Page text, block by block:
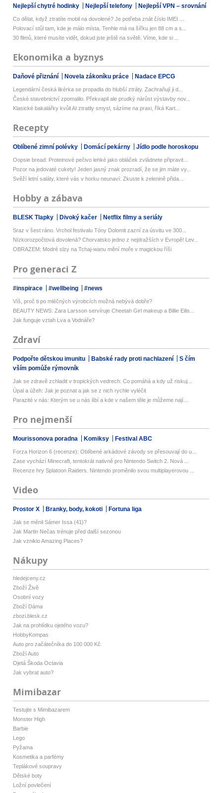
Nejlepší chytré hodinky Nejlepší telefony Nejlepší VPN – srovnání
Co dělat, když ztratíte mobil na dovolené? Je potřeba znát číslo IMEI ...
Polovací stůl tam, kde je málo místa. Tenhle má na šířku jen 88 cm a s...
30 filmů, které musíte vidět, dokud jste ještě na světě. Víme, kde si ...
Ekonomika a byznys
Daňové přiznání Novela zákoníku práce Nadace EPCG
Legendární česká likérka se propadla do hlubší ztráty. Zachraňují ji d...
České stavebnictví zpomalilo. Překvapil ale prudký nárůst výstavby nov...
Klasické bakalářky kvůli AI ztratily smysl, sázíme na praxi, říká Kart...
Recepty
Oblíbené zimní polévky Domácí pekárny Jídlo podle horoskopu
Oopsie bread: Proteinové pečivo lehké jako obláček zvládnete připravit...
Pozor na jedovaté cukety! Jeden jasný znak prozradí, že se jim máte vy...
Svěží letní saláty, které vás v horku neunaví: Zkuste k zelenině přida...
Hobby a zábava
BLESK Tlapky Divoký kačer Netflix filmy a seriály
Sraz v šest ráno. Vrchol festivalu Tóny Dolomit zazní za úsvitu ve 300...
Nízkorozpočtová dovolená? Chorvatsko jedno z nejdražších v Evropě! Lev...
OBRAZEM: Modré slzy na Tchaj-wanu mění moře v magickou říši
Pro generaci Z
#inspirace #wellbeing #news
Víš, proč ti po mléčných výrobcích možná nebývá dobře?
BEAUTY NEWS: Zara Larsson servíruje Cheetah Girl makeup a Billie Eilis...
Jak funguje vztah Lva a Vodnáře?
Zdraví
Podpořte dětskou imunitu Babské rady proti nachlazení
S čím
vším pomůže rýmovník
Jak se zdravě zchladit v tropických vedrech: Co pomáhá a kdy už riskuj...
Úpal a úžeh: Jak je poznat a jak se z nich rychle vyléčit
Parazité v nás: Kterým se u nás líbí a kde v našem těle je můžeme nají...
Pro nejmenší
Mourissonova poradna Komiksy Festival ABC
Forza Horizon 6 (recenze): Oblíbené arkádové závody se přesouvají do u...
Zase vychází Minecraft, tentokrát nativně pro Nintendo Switch 2. Nová ...
Recenze hry Splatoon Raiders. Nintendo proměnilo svou multiplayerovou ...
Video
Prostor X Branky, body, kokoti Fortuna liga
Jak se měnil Sámer Issa (41)?
Jak Martin Nečas trénuje před další sezonou
Jak vzniklo Amazing Places?
Nákupy
hledejceny.cz
Zboží Živě
Osobní vozy
Zboží Dáma
zbozi.blesk.cz
Jak na prohlídku ojetého vozu?
HobbyKompas
Auto pro začátečníka do 100 000 Kč
Zboží Auto
Ojetá Škoda Octavia
Jak vybrat auto?
Mimibazar
Testujte s Mimibazarem
Monster High
Barbie
Lego
Pyžama
Kosmetika a parfémy
Teplákové soupravy
Dětské boty
Ložní povlečení